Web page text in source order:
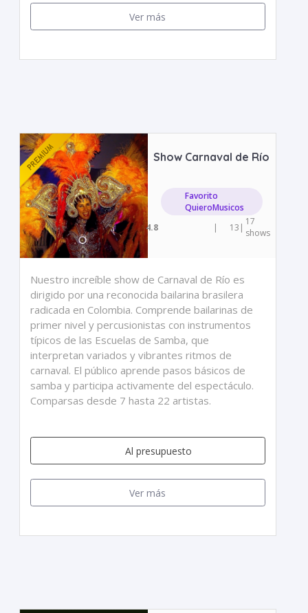
Ver más
Show Carnaval de Río
Favorito
QuieroMusicos
4.8
| 13 | 17
shows
Nuestro increíble show de Carnaval de Río es
dirigido por una reconocida bailarina brasilera
radicada en Colombia. Comprende bailarinas de
primer nivel y percusionistas con instrumentos
típicos de las Escuelas de Samba, que
interpretan variados y vibrantes ritmos de
carnaval. El público aprende pasos básicos de
samba y participa activamente del espectáculo.
Comparsas desde 7 hasta 22 artistas.
Al presupuesto
Ver más